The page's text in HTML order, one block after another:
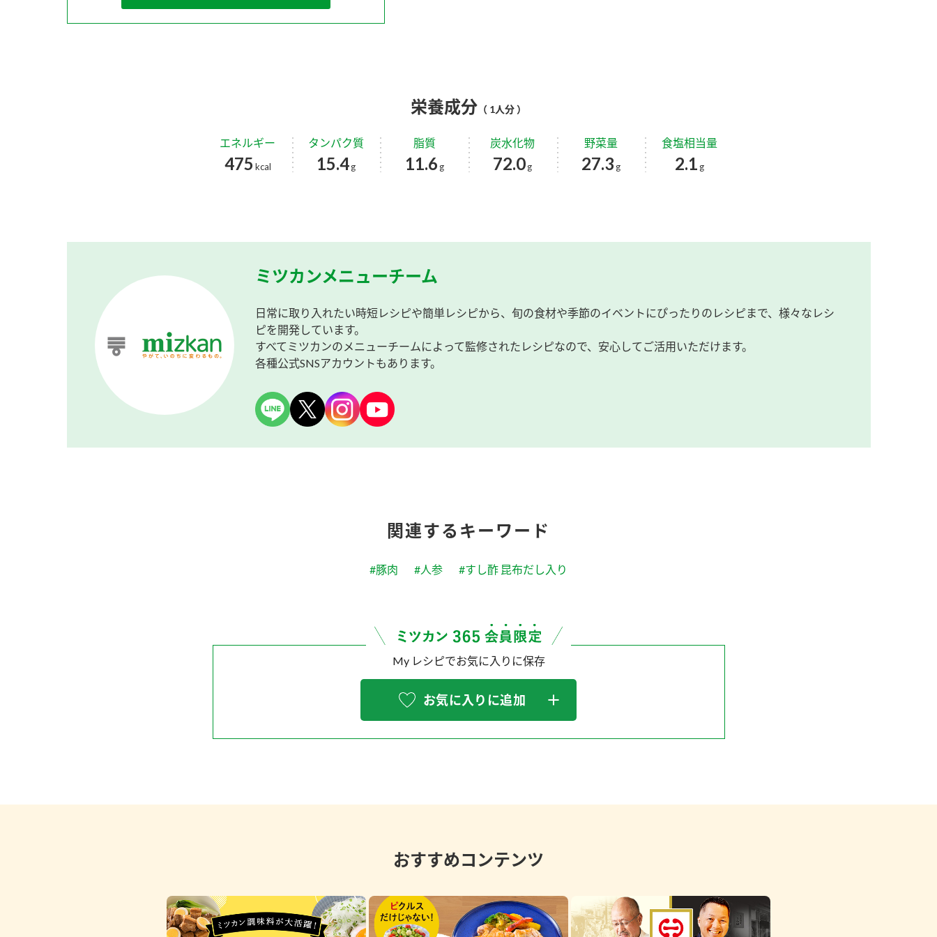
栄養成分 （ 1人分 ）
エネルギー
475 kcal
タンパク質
15.4g
脂質
11.6 g
炭水化物
72.0g
野菜量
27.3 g
食塩相当量
2.1 g
ミツカンメニューチーム
日常に取り入れたい時短レシピや簡単レシピから、旬の食材や季節のイベントにぴったりのレシピまで、様々なレシ
ピを開発しています。
すべてミツカンのメニューチームによって監修されたレシピなので、安心してご活用いただけます。
各種公式SNSアカウントもあります。
関連するキーワード
#豚肉 #人参 #すし酢 昆布だし入り
My レシピでお気に入りに保存
お気に入りに追加
おすすめコンテンツ